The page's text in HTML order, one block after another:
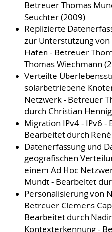
Betreuer Thomas
Seuchter (2009)
Replizierte
zur Unterstützung von
Hafen - Betreuer
Thomas Wiechmann
Verteilte
solarbetriebene
Netzwerk - Betreuer
durch Christian
Migration IPv4 - IPv6
Bearbeitet durch
Datenerfassung und
geografischen
einem Ad Hoc
Mundt - Bearbeitet
Personalisierung von
Betreuer Clemens
Bearbeitet durch
Kontexterkennung -